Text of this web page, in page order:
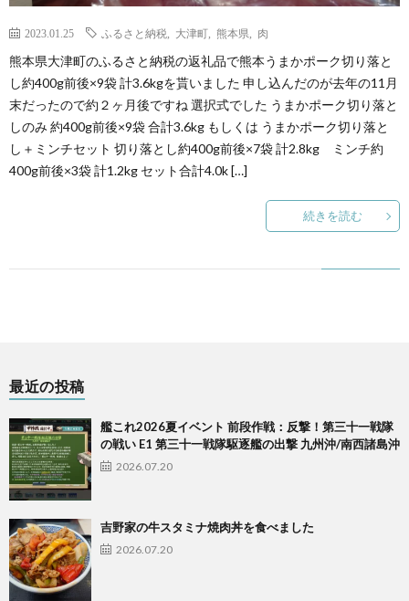
2023.01.25 ふるさと納税 大津町 熊本県 肉
熊本県大津町のふるさと納税の返礼品で熊本うまかポーク切り落と
し約400g前後×9袋 計3.6kgを貰いました 申し込んだのが去年の11月
末だったので約２ヶ月後ですね 選択式でした うまかポーク切り落と
しのみ 約400g前後×9袋 合計3.6kg もしくは うまかポーク切り落と
し＋ミンチセット 切り落とし約400g前後×7袋 計2.8kg ミンチ約
400g前後×3袋 計1.2kg セット合計4.0k […]
続きを読む
最近の投稿
艦これ2026夏イベント 前段作戦：反撃！第三十一戦隊
の戦い E1 第三十一戦隊駆逐艦の出撃 九州沖/南西諸島沖
2026.07.20
吉野家の牛スタミナ焼肉丼を食べました
2026.07.20